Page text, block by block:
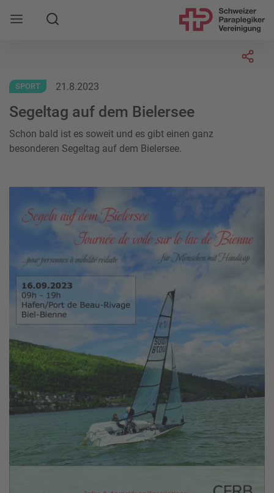
Mobile Navigation öffnen
Suche
SPORT 21.8.2023
Segeltag auf dem Bielersee
Schon bald ist es soweit und es gibt einen ganz
besonderen Segeltag auf dem Bielersee.